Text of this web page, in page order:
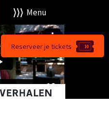
Menu
Reserveer je tickets